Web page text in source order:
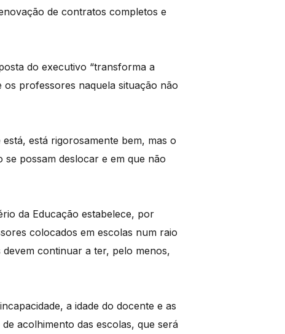
de contratos completos e
do executivo “transforma a
professores naquela situação não
está rigorosamente bem, mas o
possam deslocar e em que não
da Educação estabelece, por
colocados em escolas num raio
continuar a ter, pelo menos,
a idade do docente e as
acolhimento das escolas, que será